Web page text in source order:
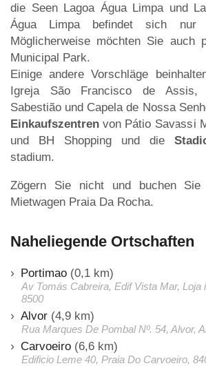
die Seen Lagoa Água Limpa und
Água Limpa befindet sich
Möglicherweise möchten Sie auch
Municipal Park.
Einige andere Vorschläge
Igreja São Francisco de Assis,
Sabestião und Capela de Nossa
Einkaufszentren von Pátio Savassi
und BH Shopping und die
stadium.
Zögern Sie nicht und buchen
Mietwagen Praia Da Rocha.
Naheliegende Ortschaften
Portimao (0,1 km)
Av Tomás Cabreira, Edif Vista Mar, Loja
8500
Alvor (4,9 km)
Rua Marques De Pombal Nº. 54, Alvor,
Carvoeiro (6,6 km)
Edificio Leme 40, Praia Do Carvoeiro,